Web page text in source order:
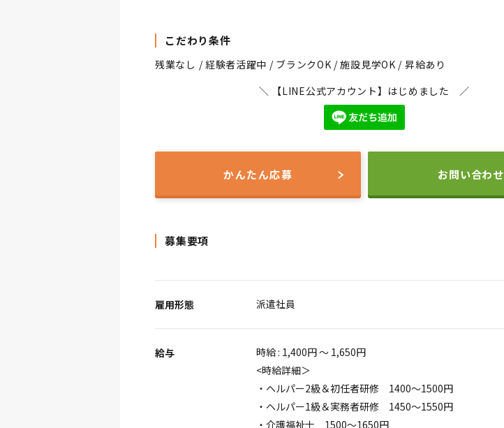
こだわり条件
残業なし / 経験者活躍中 / ブランクOK / 施設見学OK / 昇給あり
＼ 【LINE公式アカウント】はじめました ／
かんたん応募 お問い合わせ
募集要項
雇用形態 派遣社員
給与
時給 : 1,400円 ～ 1,650円
<時給詳細＞
・ヘルパー2級＆初任者研修 1400～1500円
・ヘルパー1級＆実務者研修 1450～1550円
・介護福祉士 1500～1650円